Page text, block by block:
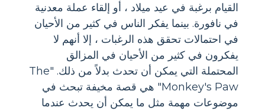
القيام برغبة في عيد ميلاد ، أو إلقاء عملة معدنية
في نافورة. بينما يفكر الناس في كثير من الأحيان
في احتمالات تحقق هذه الرغبات ، إلا أنهم لا
يفكرون في كثير من الأحيان في المزالق
المحتملة التي يمكن أن تحدث بدلاً من ذلك. "The
Monkey's Paw" هي قصة مخيفة تبحث في
موضوعات مهمة مثل ما يمكن أن يحدث عندما